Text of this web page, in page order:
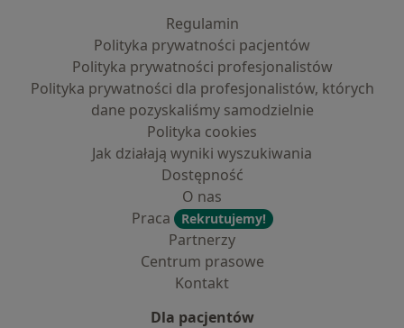
Regulamin
Polityka prywatności pacjentów
Polityka prywatności profesjonalistów
Polityka prywatności dla profesjonalistów, których
dane pozyskaliśmy samodzielnie
Polityka cookies
Jak działają wyniki wyszukiwania
Dostępność
O nas
Praca
Rekrutujemy!
Partnerzy
Centrum prasowe
Kontakt
Dla pacjentów